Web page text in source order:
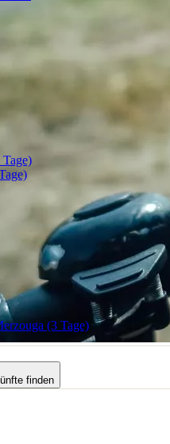
(3 Tage)
finden